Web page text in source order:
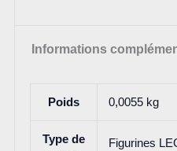
Informations
Poids 0,0055 kg
Type de
Figurines